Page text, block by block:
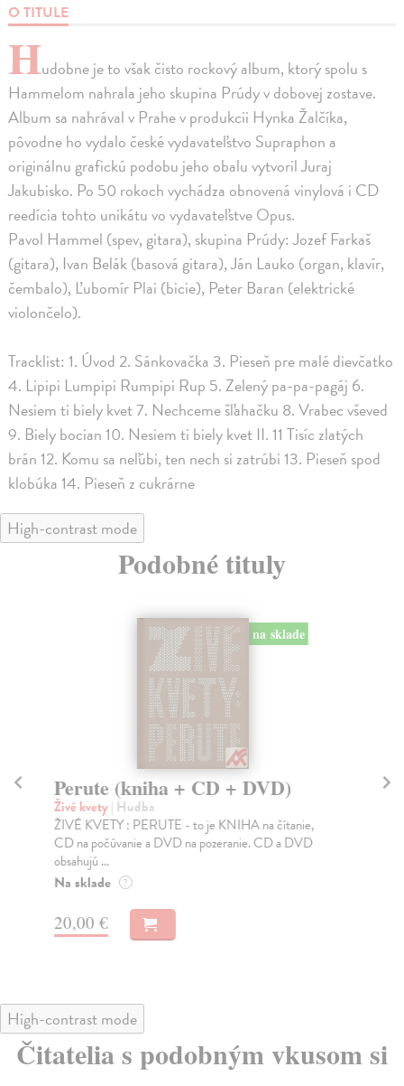
O TITULE
Hudobne je to však čisto rockový album, ktorý spolu s
Hammelom nahrala jeho skupina Prúdy v dobovej zostave.
Album sa nahrával v Prahe v produkcii Hynka Žalčíka,
pôvodne ho vydalo české vydavateľstvo Supraphon a
originálnu grafickú podobu jeho obalu vytvoril Juraj
Jakubisko. Po 50 rokoch vychádza obnovená vinylová i CD
reedícia tohto unikátu vo vydavateľstve Opus.
Pavol Hammel (spev, gitara), skupina Prúdy: Jozef Farkaš
(gitara), Ivan Belák (basová gitara), Ján Lauko (organ, klavír,
čembalo), Ľubomír Plai (bicie), Peter Baran (elektrické
violončelo).
Tracklist: 1. Úvod 2. Sánkovačka 3. Pieseň pre malé dievčatko
4. Lipipi Lumpipi Rumpipi Rup 5. Zelený pa-pa-pagáj 6.
Nesiem ti biely kvet 7. Nechceme šľahačku 8. Vrabec vševed
9. Biely bocian 10. Nesiem ti biely kvet II. 11 Tisíc zlatých
brán 12. Komu sa neľúbi, ten nech si zatrúbi 13. Pieseň spod
klobúka 14. Pieseň z cukrárne
High-contrast mode
Podobné tituly
na sklade
Perute (kniha + CD + DVD)
Živé kvety| Hudba
ŽIVÉ KVETY : PERUTE - to je KNIHA na čítanie,
CD na počúvanie a DVD na pozeranie. CD a DVD
obsahujú ...
Na sklade ?
20,00 €
High-contrast mode
Čitatelia s podobným vkusom si